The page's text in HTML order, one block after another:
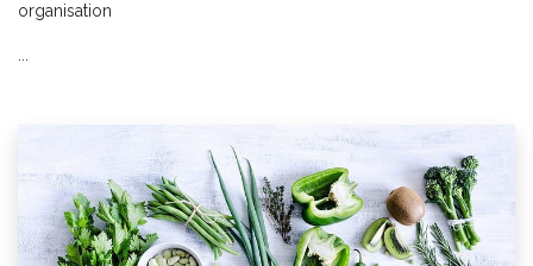
organisation